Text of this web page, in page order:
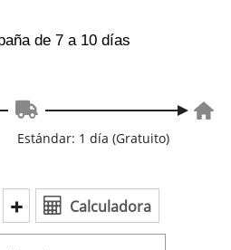
de 7 a 10 días
Estándar: 1 día (Gratuito)
Calculadora